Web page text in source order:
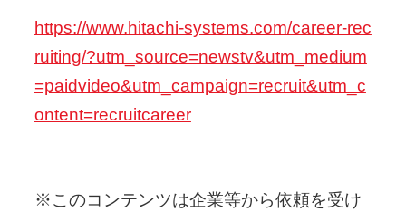
https://www.hitachi-systems.com/career-rec
ruiting/?utm_source=newstv&utm_medium
=paidvideo&utm_campaign=recruit&utm_c
ontent=recruitcareer
※このコンテンツは企業等から依頼を受け